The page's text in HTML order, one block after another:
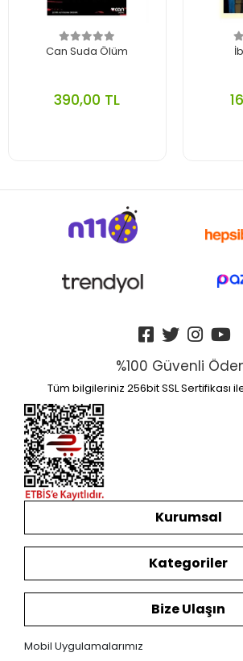
Can Suda Ölüm
390,00 TL
%100 Güvenli
Tüm bilgileriniz 256bit SSL Sertifikası
Kurumsal
Kategoriler
Bize Ulaşın
Mobil Uygulamalarımız